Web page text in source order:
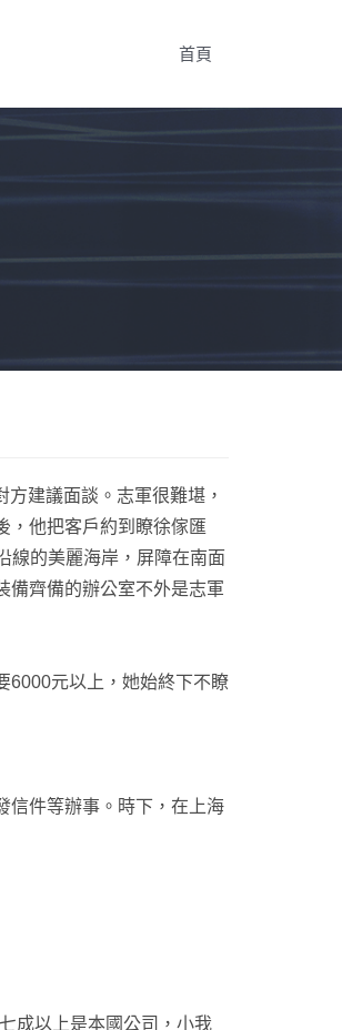
首頁
建議面談。志軍很難堪，
，他把客戶約到瞭徐傢匯
線的美麗海岸，屏障在南面
備齊備的辦公室不外是志軍
6000元以上，她始終下不瞭
信件等辦事。時下，在上海
以上是本國公司，小我